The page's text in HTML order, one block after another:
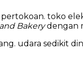
toko
Bakerydengan
udara sedikit